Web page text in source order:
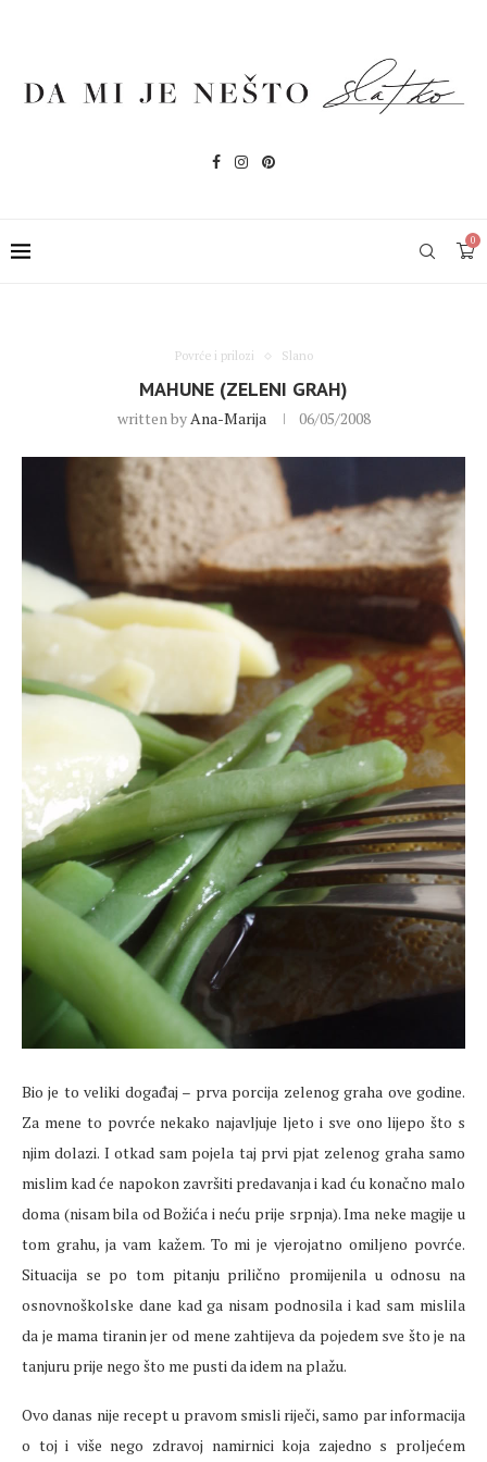
0
Povrće i prilozi Slano
MAHUNE (ZELENI GRAH)
written byAna-Marija 06/05/2008
Bio je to veliki događaj – prva porcija zelenog graha ove godine.
Za mene to povrće nekako najavljuje ljeto i sve ono lijepo što s
njim dolazi. I otkad sam pojela taj prvi pjat zelenog graha samo
mislim kad će napokon završiti predavanja i kad ću konačno malo
doma (nisam bila od Božića i neću prije srpnja). Ima neke magije u
tom grahu, ja vam kažem. To mi je vjerojatno omiljeno povrće.
Situacija se po tom pitanju prilično promijenila u odnosu na
osnovnoškolske dane kad ga nisam podnosila i kad sam mislila
da je mama tiranin jer od mene zahtijeva da pojedem sve što je na
tanjuru prije nego što me pusti da idem na plažu.
Ovo danas nije recept u pravom smisli riječi, samo par informacija
o toj i više nego zdravoj namirnici koja zajedno s proljećem